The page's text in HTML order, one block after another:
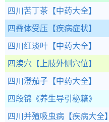
四川苦丁茶 【中药大全】
四叠体受压 【疾病症状】
四川红淡叶 【中药大全】
四渎穴 【上肢外侧穴位】
四川澄茄子 【中药大全】
四段锦 《养生导引秘籍》
四川并殖吸虫病 【疾病大全】